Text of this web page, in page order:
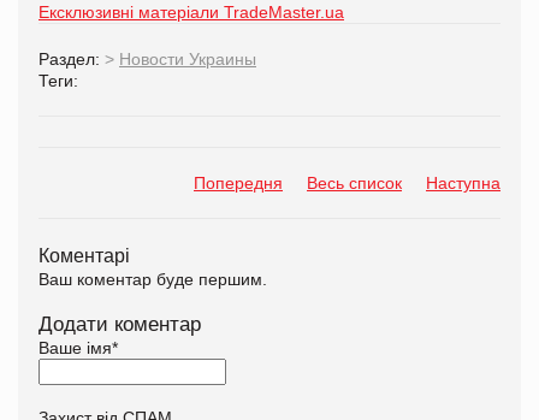
Ексклюзивні матеріали TradeMaster.ua
Раздел: > Новости Украины
Теги:
Попередня Весь список Наступна
Коментарі
Ваш коментар буде першим.
Додати коментар
Ваше імя*